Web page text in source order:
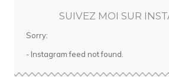
SUIVEZ MOI SUR
Sorry:
- Instagram feed not found.